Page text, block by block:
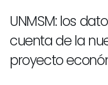
UNMSM: los
cuenta de la
proyecto